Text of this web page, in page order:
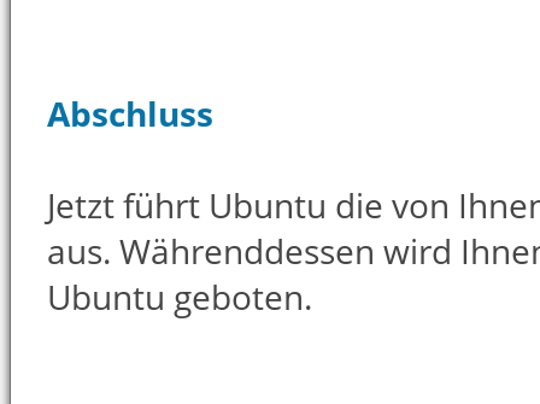
Abschluss
Jetzt führt Ubuntu die von
aus. Währenddessen wird
Ubuntu geboten.